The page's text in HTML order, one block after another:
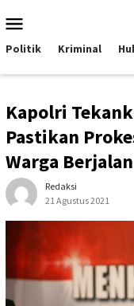
ke
kontenMobile
Politik Kriminal
Kapolri
Pastikan
Warga Berjalan
Redaksi
21 Agustus 2021